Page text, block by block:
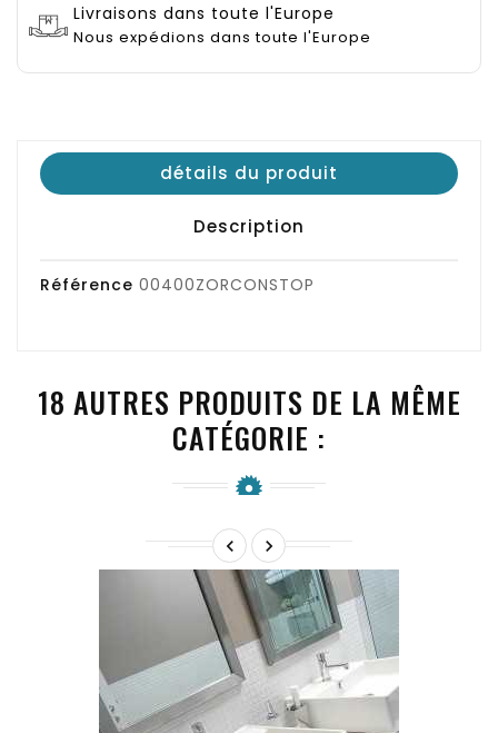
Livraisons dans toute l'Europe
Nous expédions dans toute l'Europe
détails du produit
Description
Référence 00400ZORCONSTOP
18 AUTRES PRODUITS DE LA MÊME
CATÉGORIE :
 